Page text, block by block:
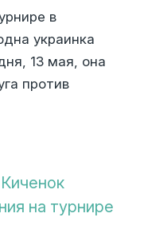
в
украинка
13 мая, она
против
на турнире